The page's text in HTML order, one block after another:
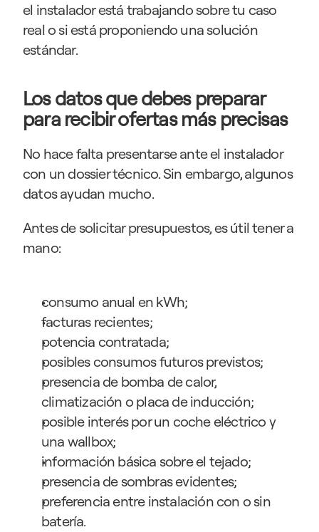
el instalador está trabajando sobre tu caso
real o si está proponiendo una solución
estándar.
Los datos que debes preparar
para recibir ofertas más precisas
No hace falta presentarse ante el instalador
con un dossier técnico. Sin embargo, algunos
datos ayudan mucho.
Antes de solicitar presupuestos, es útil tener a
mano:
consumo anual en kWh;
facturas recientes;
potencia contratada;
posibles consumos futuros previstos;
presencia de bomba de calor,
climatización o placa de inducción;
posible interés por un coche eléctrico y
una wallbox;
información básica sobre el tejado;
presencia de sombras evidentes;
preferencia entre instalación con o sin
batería.